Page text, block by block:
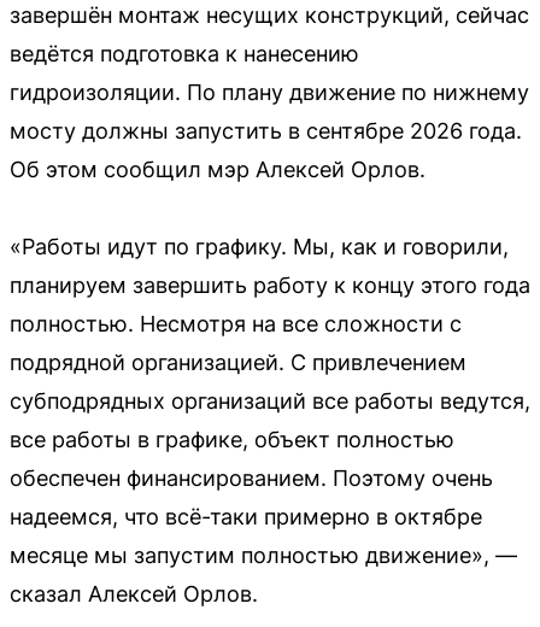
завершён монтаж несущих конструкций, сейчас
ведётся подготовка к нанесению
гидроизоляции. По плану движение по нижнему
мосту должны запустить в сентябре 2026 года.
Об этом сообщил мэр Алексей Орлов.
«Работы идут по графику. Мы, как и говорили,
планируем завершить работу к концу этого года
полностью. Несмотря на все сложности с
подрядной организацией. С привлечением
субподрядных организаций все работы ведутся,
все работы в графике, объект полностью
обеспечен финансированием. Поэтому очень
надеемся, что всё-таки примерно в октябре
месяце мы запустим полностью движение», —
сказал Алексей Орлов.